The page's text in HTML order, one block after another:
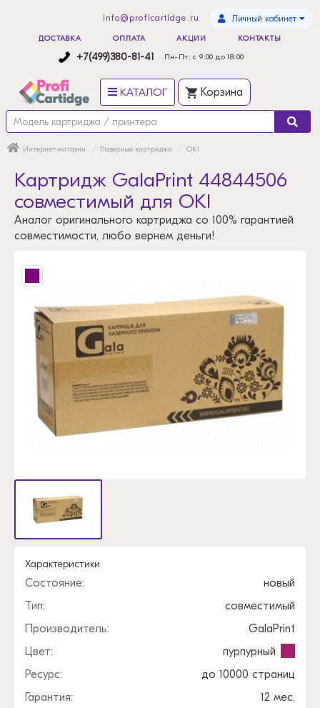
info@proficartidge.ru Личный кабинет
ДОСТАВКА ОПЛАТА АКЦИИ КОНТАКТЫ
+7(499)380-81-41 Пн-Пт: с 9:00 до 18:00
КАТАЛОГ Корзина
Интернет-магазин Лазерные картриджи OKI
Картридж GalaPrint 44844506
совместимый для OKI
Аналог оригинального картриджа со 100% гарантией
совместимости, любо вернем деньги!
Характеристики
Состояние:
новый
Тип:
совместимый
Производитель:
GalaPrint
Цвет:
пурпурный
Ресурс:
до 10000 страниц
Гарантия:
12 мес.